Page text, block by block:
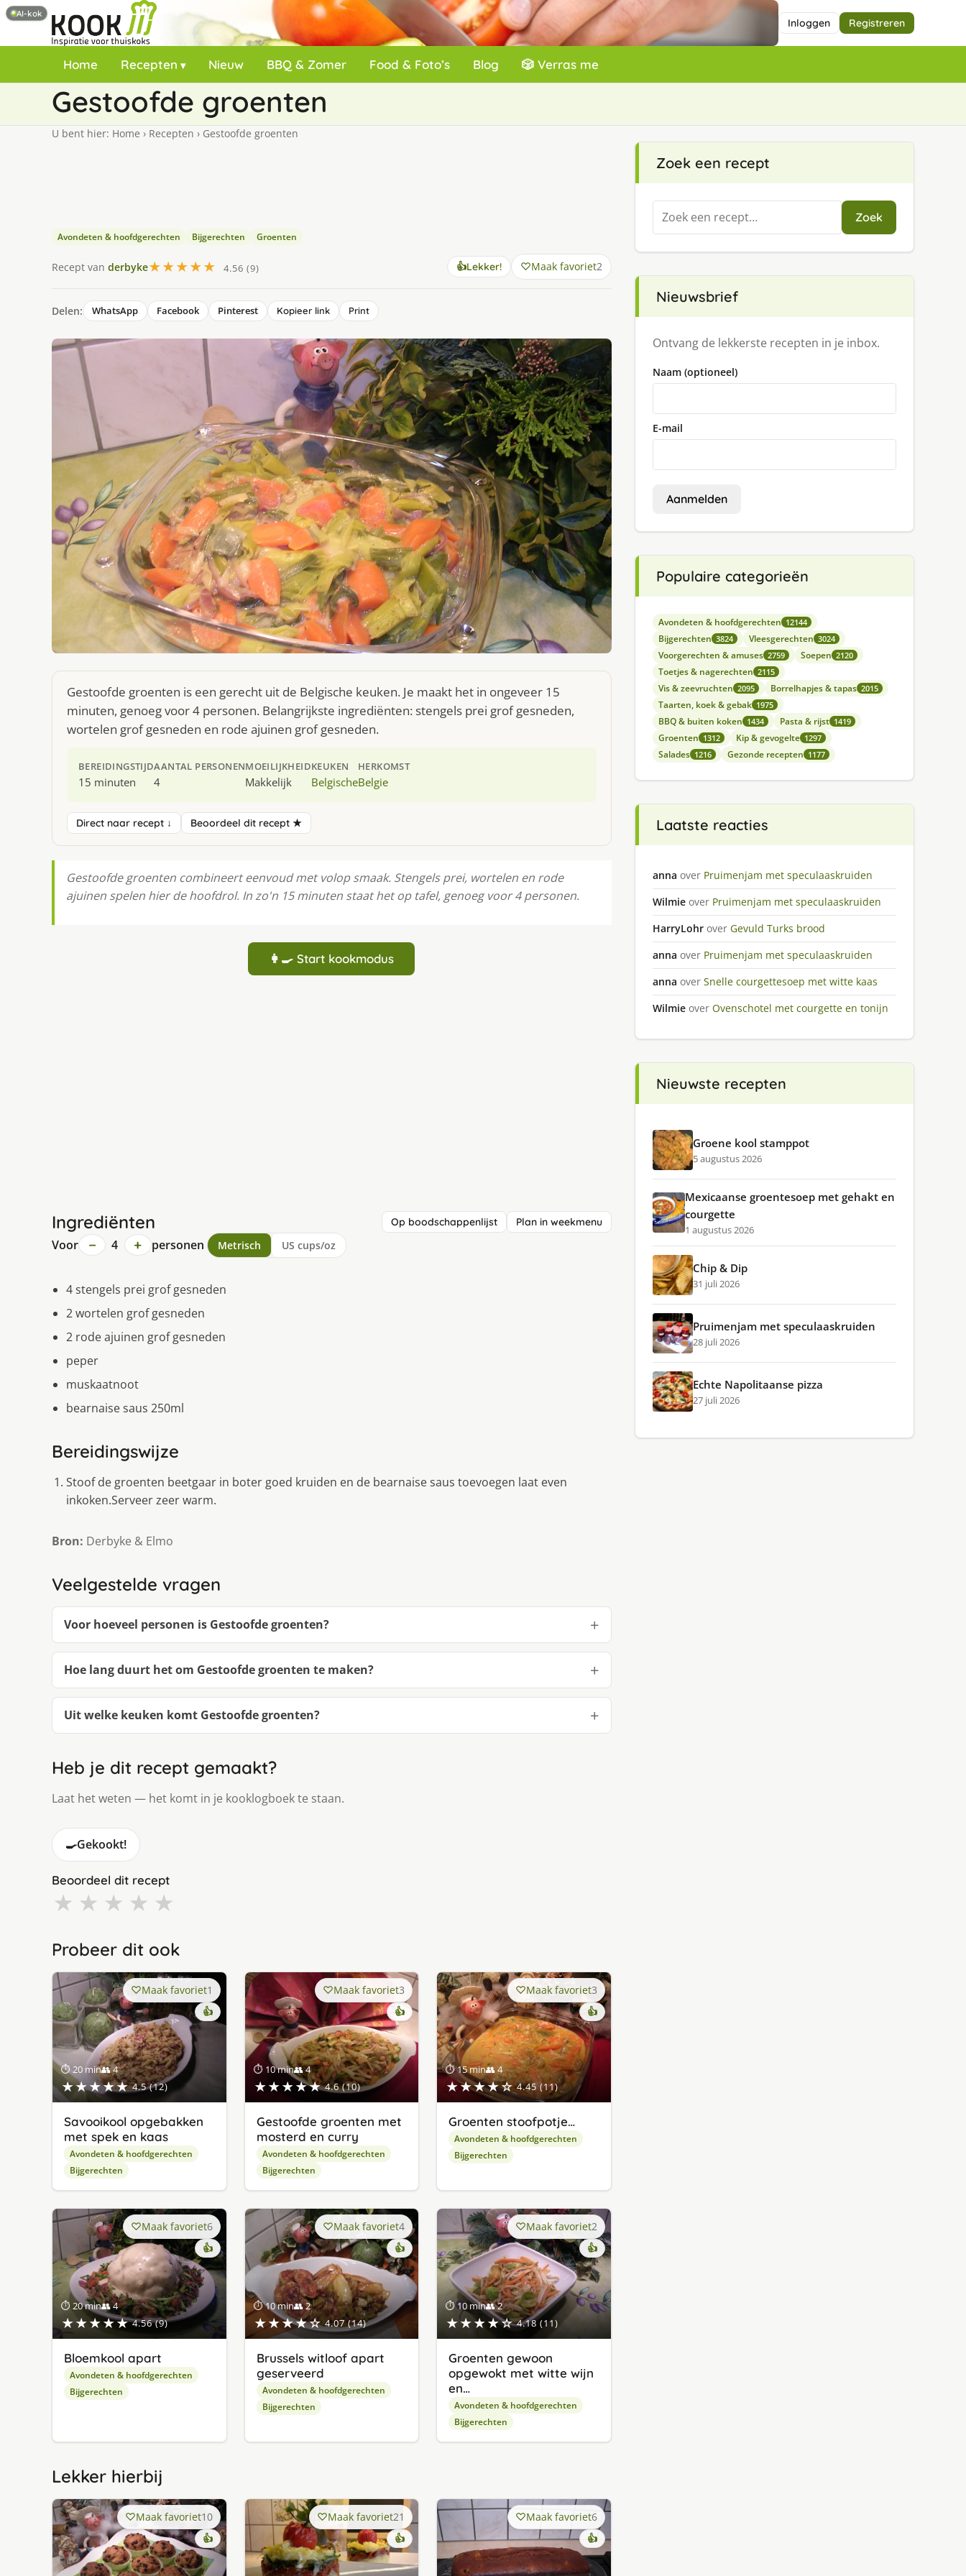
Inloggen Registreren
Home Recepten Nieuw BBQ & Zomer Food & Foto’s Blog 🎲 Verras me
Gestoofde groenten
U bent hier: Home › Recepten › Gestoofde groenten
Avondeten & hoofdgerechten Bijgerechten Groenten
Recept van derbyke★★★★★ 4.56 (9) 👍Lekker! Maak favoriet2
Delen: WhatsApp Facebook Pinterest Kopieer link Print
Gestoofde groenten is een gerecht uit de Belgische keuken. Je maakt het in ongeveer 15
minuten, genoeg voor 4 personen. Belangrijkste ingrediënten: stengels prei grof gesneden,
wortelen grof gesneden en rode ajuinen grof gesneden.
BEREIDINGSTIJD
15 minuten
AANTAL PERSONEN
4
MOEILIJKHEID
Makkelijk
KEUKEN
Belgische
HERKOMST
Belgie
Direct naar recept ↓ Beoordeel dit recept ★
Gestoofde groenten combineert eenvoud met volop smaak. Stengels prei, wortelen en rode
ajuinen spelen hier de hoofdrol. In zo'n 15 minuten staat het op tafel, genoeg voor 4 personen.
👩‍🍳 Start kookmodus
Ingrediënten Op boodschappenlijst Plan in weekmenu
Voor − 4 + personen Metrisch US cups/oz
4 stengels prei grof gesneden
2 wortelen grof gesneden
2 rode ajuinen grof gesneden
peper
muskaatnoot
bearnaise saus 250ml
Bereidingswijze
Stoof de groenten beetgaar in boter goed kruiden en de bearnaise saus toevoegen laat even
inkoken.Serveer zeer warm.
Bron: Derbyke & Elmo
Veelgestelde vragen
Voor hoeveel personen is Gestoofde groenten?
Hoe lang duurt het om Gestoofde groenten te maken?
Uit welke keuken komt Gestoofde groenten?
Heb je dit recept gemaakt?
Laat het weten — het komt in je kooklogboek te staan.
🍳Gekookt!
Beoordeel dit recept
★ ★ ★ ★ ★
Probeer dit ook
⏱ 20 min👥 4
★★★★★ 4.5 (12)
Maak favoriet1
👍
Savooikool opgebakken
met spek en kaas
Avondeten & hoofdgerechten
Bijgerechten
⏱ 10 min👥 4
★★★★★ 4.6 (10)
Maak favoriet3
👍
Gestoofde groenten met
mosterd en curry
Avondeten & hoofdgerechten
Bijgerechten
⏱ 15 min👥 4
★★★★☆ 4.45 (11)
Maak favoriet3
👍
Groenten stoofpotje…
Avondeten & hoofdgerechten
Bijgerechten
⏱ 20 min👥 4
★★★★★ 4.56 (9)
Maak favoriet6
👍
Bloemkool apart
Avondeten & hoofdgerechten
Bijgerechten
⏱ 10 min👥 2
★★★★☆ 4.07 (14)
Maak favoriet4
👍
Brussels witloof apart
geserveerd
Avondeten & hoofdgerechten
Bijgerechten
⏱ 10 min👥 2
★★★★☆ 4.18 (11)
Maak favoriet2
👍
Groenten gewoon
opgewokt met witte wijn
en…
Avondeten & hoofdgerechten
Bijgerechten
Lekker hierbij
Maak favoriet10
👍
Maak favoriet21
👍
Maak favoriet6
👍
Zoek een recept
Zoeken
naar:
Zoek
Nieuwsbrief
Ontvang de lekkerste recepten in je inbox.
Naam (optioneel)
E-mail
Aanmelden
Populaire categorieën
Avondeten & hoofdgerechten 12144
Bijgerechten 3824 Vleesgerechten 3024
Voorgerechten & amuses 2759 Soepen 2120
Toetjes & nagerechten 2115
Vis & zeevruchten 2095 Borrelhapjes & tapas 2015
Taarten, koek & gebak 1975
BBQ & buiten koken 1434 Pasta & rijst 1419
Groenten 1312 Kip & gevogelte 1297
Salades 1216 Gezonde recepten 1177
Laatste reacties
anna over Pruimenjam met speculaaskruiden
Wilmie over Pruimenjam met speculaaskruiden
HarryLohr over Gevuld Turks brood
anna over Pruimenjam met speculaaskruiden
anna over Snelle courgettesoep met witte kaas
Wilmie over Ovenschotel met courgette en tonijn
Nieuwste recepten
Groene kool stamppot
5 augustus 2026
Mexicaanse groentesoep met gehakt en
courgette
1 augustus 2026
Chip & Dip
31 juli 2026
Pruimenjam met speculaaskruiden
28 juli 2026
AI-kok
Echte Napolitaanse pizza
27 juli 2026